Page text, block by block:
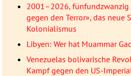
2001–2026, fünfundzwanzig
gegen den Terror», das neue
Kolonialismus
Libyen: Wer hat Muammar
Venezuelas bolivarische
Kampf gegen den US-